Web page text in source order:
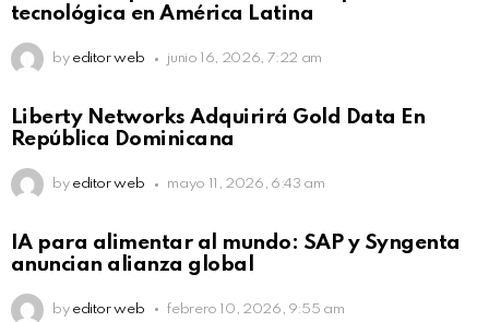
tecnológica en América Latina
by editor web junio 16, 2026, 7:22 am
Click to view this post
Liberty Networks Adquirirá Gold Data En
República Dominicana
by editor web mayo 11, 2026, 6:43 am
Click to view this post
IA para alimentar al mundo: SAP y Syngenta
anuncian alianza global
by editor web febrero 10, 2026, 9:55 am